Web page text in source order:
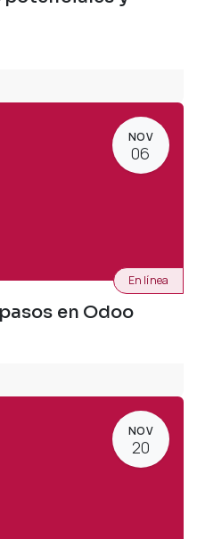
NOV
06
en Odoo
En línea
NOV
20